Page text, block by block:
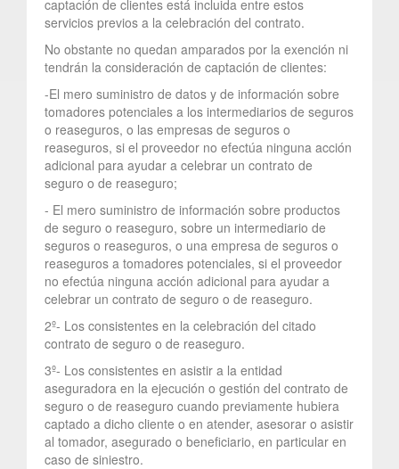
captación de clientes está incluida entre estos
servicios previos a la celebración del contrato.
No obstante no quedan amparados por la exención ni
tendrán la consideración de captación de clientes:
-El mero suministro de datos y de información sobre
tomadores potenciales a los intermediarios de seguros
o reaseguros, o las empresas de seguros o
reaseguros, si el proveedor no efectúa ninguna acción
adicional para ayudar a celebrar un contrato de
seguro o de reaseguro;
- El mero suministro de información sobre productos
de seguro o reaseguro, sobre un intermediario de
seguros o reaseguros, o una empresa de seguros o
reaseguros a tomadores potenciales, si el proveedor
no efectúa ninguna acción adicional para ayudar a
celebrar un contrato de seguro o de reaseguro.
2º- Los consistentes en la celebración del citado
contrato de seguro o de reaseguro.
3º- Los consistentes en asistir a la entidad
aseguradora en la ejecución o gestión del contrato de
seguro o de reaseguro cuando previamente hubiera
captado a dicho cliente o en atender, asesorar o asistir
al tomador, asegurado o beneficiario, en particular en
caso de siniestro.